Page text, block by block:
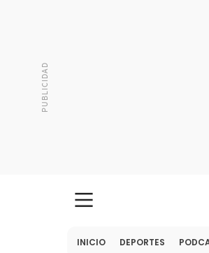
INICIO DEPORTES